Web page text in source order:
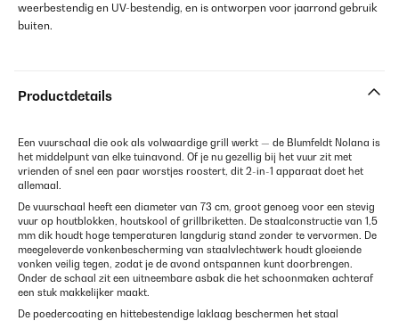
weerbestendig en UV-bestendig, en is ontworpen voor jaarrond gebruik
buiten.
Productdetails
Een vuurschaal die ook als volwaardige grill werkt — de Blumfeldt Nolana is
het middelpunt van elke tuinavond. Of je nu gezellig bij het vuur zit met
vrienden of snel een paar worstjes roostert, dit 2-in-1 apparaat doet het
allemaal.
De vuurschaal heeft een diameter van 73 cm, groot genoeg voor een stevig
vuur op houtblokken, houtskool of grillbriketten. De staalconstructie van 1,5
mm dik houdt hoge temperaturen langdurig stand zonder te vervormen. De
meegeleverde vonkenbescherming van staalvlechtwerk houdt gloeiende
vonken veilig tegen, zodat je de avond ontspannen kunt doorbrengen.
Onder de schaal zit een uitneembare asbak die het schoonmaken achteraf
een stuk makkelijker maakt.
De poedercoating en hittebestendige laklaag beschermen het staal